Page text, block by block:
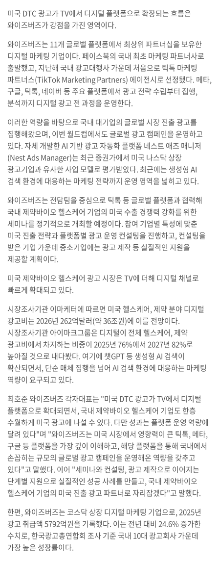
미국 DTC 광고가 TV에서 디지털 플랫폼으로 확장되는 흐름은
와이즈버즈가 강점을 가진 영역이다.
와이즈버즈는 11개 글로벌 플랫폼에서 최상위 파트너십을 보유한
디지털 마케팅 기업이다. 페이스북의 국내 최초 마케팅 파트너사로
출발했고, 지난해 국내 광고대행사 가운데 처음으로 틱톡 마케팅
파트너스(TikTok Marketing Partners) 에이전시로 선정됐다. 메타,
구글, 틱톡, 네이버 등 주요 플랫폼에서 광고 전략 수립부터 집행,
분석까지 디지털 광고 전 과정을 운영한다.
이러한 역량을 바탕으로 국내 대기업의 글로벌 시장 진출 광고를
집행해왔으며, 이번 월드컵에서도 글로벌 광고 캠페인을 운영하고
있다. 자체 개발한 AI 기반 광고 자동화 플랫폼 네스트 애즈 매니저
(Nest Ads Manager)는 최근 증권가에서 미국 나스닥 상장
광고기업과 유사한 사업 모델로 평가받았다. 최근에는 생성형 AI
검색 환경에 대응하는 마케팅 전략까지 운영 영역을 넓히고 있다.
와이즈버즈는 전담팀을 중심으로 틱톡 등 글로벌 플랫폼과 협력해
국내 제약바이오 헬스케어 기업의 미국 수출 경쟁력 강화를 위한
세미나를 정기적으로 개최할 예정이다. 참여 기업별 특성에 맞춘
미국 진출 전략과 플랫폼별 광고 운영 컨설팅을 진행하고, 컨설팅을
받은 기업 가운데 중소기업에는 광고 제작 등 실질적인 지원을
제공할 계획이다.
미국 제약바이오 헬스케어 광고 시장은 TV에 더해 디지털 채널로
빠르게 확대되고 있다.
시장조사기관 이마케터에 따르면 미국 헬스케어, 제약 분야 디지털
광고비는 2026년 262억달러(약 36조원)에 이를 전망이다.
시장조사기관 아이마크그룹은 디지털이 전체 헬스케어, 제약
광고비에서 차지하는 비중이 2025년 76%에서 2027년 82%로
높아질 것으로 내다봤다. 여기에 챗GPT 등 생성형 AI 검색이
확산되면서, 단순 매체 집행을 넘어 AI 검색 환경에 대응하는 마케팅
역량이 요구되고 있다.
최호준 와이즈버즈 각자대표는 "미국 DTC 광고가 TV에서 디지털
플랫폼으로 확대되면서, 국내 제약바이오 헬스케어 기업도 한층
수월하게 미국 광고에 나설 수 있다. 다만 성과는 플랫폼 운영 역량에
달려 있다"며 "와이즈버즈는 미국 시장에서 영향력이 큰 틱톡, 메타,
구글 등 플랫폼을 가장 깊이 이해하고, 해당 플랫폼을 통해 국내에서
손꼽히는 규모의 글로벌 광고 캠페인을 운영해온 역량을 갖추고
있다"고 말했다. 이어 "세미나와 컨설팅, 광고 제작으로 이어지는
단계별 지원으로 실질적인 성공 사례를 만들고, 국내 제약바이오
헬스케어 기업의 미국 진출 광고 파트너로 자리잡겠다"고 말했다.
한편, 와이즈버즈는 코스닥 상장 디지털 마케팅 기업으로, 2025년
광고 취급액 5792억원을 기록했다. 이는 전년 대비 24.6% 증가한
수치로, 한국광고총연합회 조사 기준 국내 10대 광고회사 가운데
가장 높은 성장률이다.